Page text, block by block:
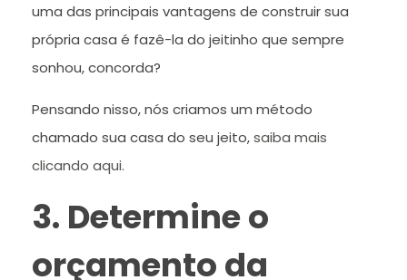
uma das principais vantagens de construir sua
própria casa é fazê-la do jeitinho que sempre
sonhou, concorda?
Pensando nisso, nós criamos um método
chamado sua casa do seu jeito,saiba mais
clicando aqui.
3. Determine o
orçamento da